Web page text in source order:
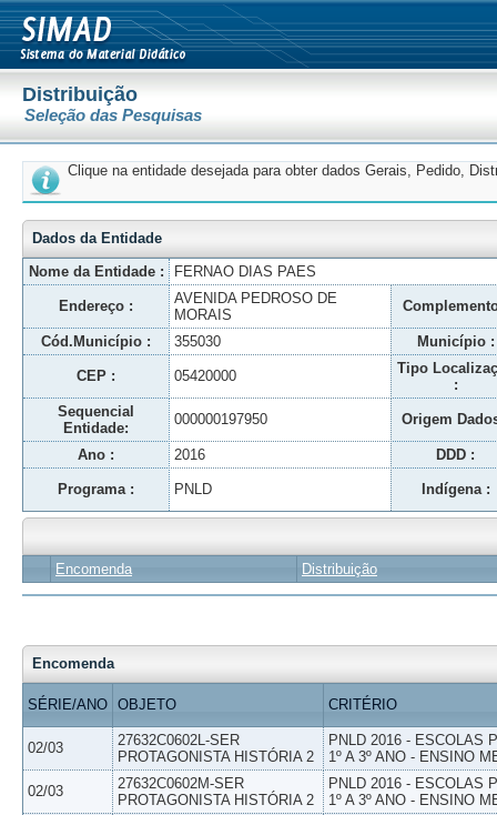
Distribuição
Seleção das Pesquisas
Clique na entidade desejada para obter dados Gerais, Pedido,
Dados da Entidade
Nome da Entidade :
FERNAO DIAS PAES
Endereço :
AVENIDA PEDROSO DE
MORAIS
Cód.Município : 355030 Município :
CEP : 05420000
Tipo
:
Sequencial
Entidade:
000000197950 Origem
Ano : 2016 DDD :
Programa : PNLD Indígena :
Encomenda Distribuição
Encomenda
SÉRIE/ANO OBJETO CRITÉRIO
02/03
27632C0602L-SER
PROTAGONISTA HISTÓRIA 2
PNLD 2016 - ESCOLAS
1º A 3º ANO - ENSINO
02/03
27632C0602M-SER
PROTAGONISTA HISTÓRIA 2
PNLD 2016 - ESCOLAS
1º A 3º ANO - ENSINO